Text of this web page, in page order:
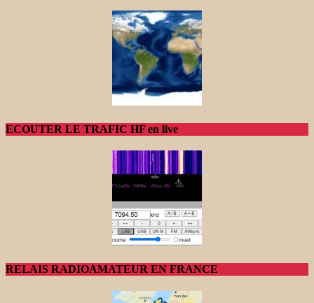
ECOUTER LE TRAFIC HF en live
RELAIS RADIOAMATEUR EN FRANCE